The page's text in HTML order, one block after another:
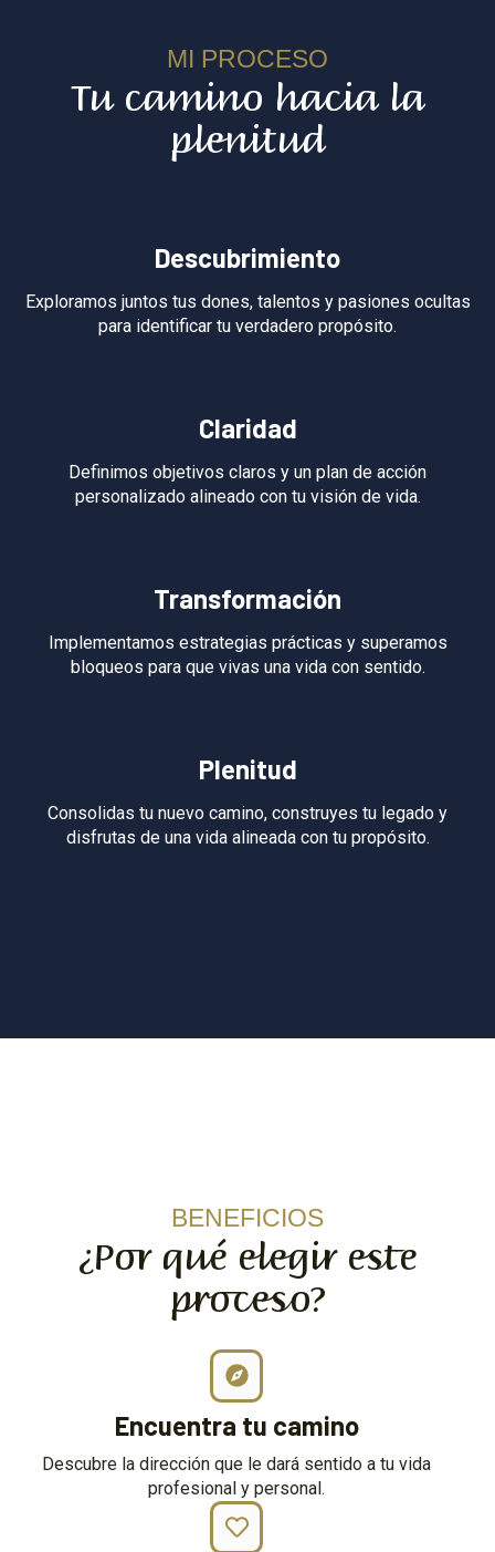
MI PROCESO
Tu camino hacia la
plenitud
Descubrimiento
Exploramos juntos tus dones, talentos y pasiones ocultas
para identificar tu verdadero propósito.
Claridad
Definimos objetivos claros y un plan de acción
personalizado alineado con tu visión de vida.
Transformación
Implementamos estrategias prácticas y superamos
bloqueos para que vivas una vida con sentido.
Plenitud
Consolidas tu nuevo camino, construyes tu legado y
disfrutas de una vida alineada con tu propósito.
BENEFICIOS
¿Por qué elegir este
proceso?
Encuentra tu camino
Descubre la dirección que le dará sentido a tu vida
profesional y personal.